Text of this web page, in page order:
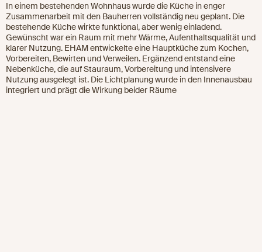
In einem bestehenden Wohnhaus wurde die Küche in enger
Zusammenarbeit mit den Bauherren vollständig neu geplant. Die
bestehende Küche wirkte funktional, aber wenig einladend.
Gewünscht war ein Raum mit mehr Wärme, Aufenthaltsqualität und
klarer Nutzung. EHAM entwickelte eine Hauptküche zum Kochen,
Vorbereiten, Bewirten und Verweilen. Ergänzend entstand eine
Nebenküche, die auf Stauraum, Vorbereitung und intensivere
Nutzung ausgelegt ist. Die Lichtplanung wurde in den Innenausbau
integriert und prägt die Wirkung beider Räume